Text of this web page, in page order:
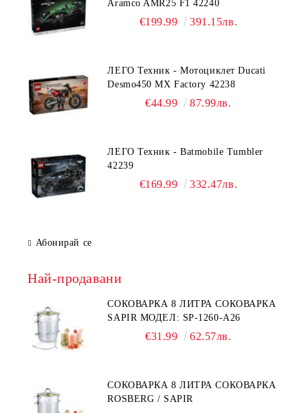
Aramco AMR25 F1 42240
€199.99 391.15лв.
ЛЕГО Техник - Мотоциклет Ducati
Desmo450 MX Factory 42238
€44.99 87.99лв.
ЛЕГО Техник - Batmobile Tumbler
42239
€169.99 332.47лв.
Абонирай се
Най-продавани
СОКОВАРКА 8 ЛИТРА СОКОВАРКА
SAPIR МОДЕЛ: SP-1260-A26
€31.99 62.57лв.
СОКОВАРКА 8 ЛИТРА СОКОВАРКА
ROSBERG / SAPIR